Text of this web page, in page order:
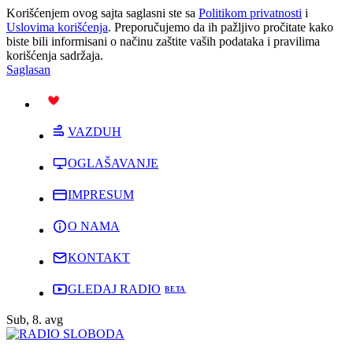
Korišćenjem ovog sajta saglasni ste sa Politikom privatnosti i
Uslovima korišćenja. Preporučujemo da ih pažljivo pročitate kako
biste bili informisani o načinu zaštite vaših podataka i pravilima
korišćenja sadržaja.
Saglasan
VAZDUH
OGLAŠAVANJE
IMPRESUM
O NAMA
KONTAKT
GLEDAJ RADIO
Sub, 8. avg